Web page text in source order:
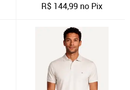
R$ 144,99 no Pix